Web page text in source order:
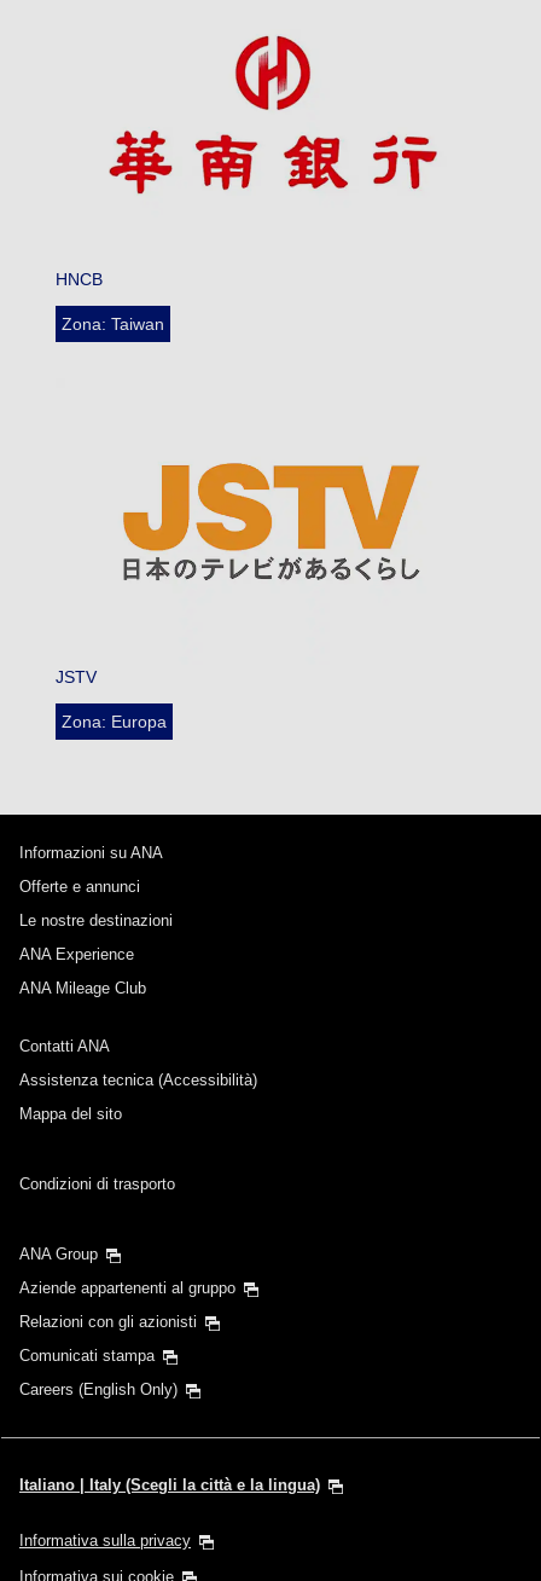
HNCB
Zona: Taiwan
JSTV
Zona: Europa
Informazioni su ANA
Offerte e annunci
Le nostre destinazioni
ANA Experience
ANA Mileage Club
Contatti ANA
Assistenza tecnica (Accessibilità)
Mappa del sito
Condizioni di trasporto
ANA Group
Aziende appartenenti al gruppo
Relazioni con gli azionisti
Comunicati stampa
Careers (English Only)
Italiano | Italy (Scegli la città e la lingua)
Informativa sulla privacy
Informativa sui cookie